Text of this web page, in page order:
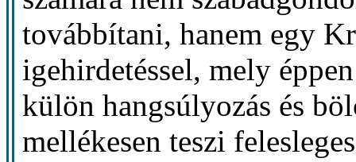
továbbítani, hanem egy
igehirdetéssel, mely
külön hangsúlyozás és
mellékesen teszi